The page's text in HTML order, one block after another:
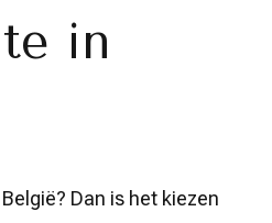
in
Dan is het kiezen